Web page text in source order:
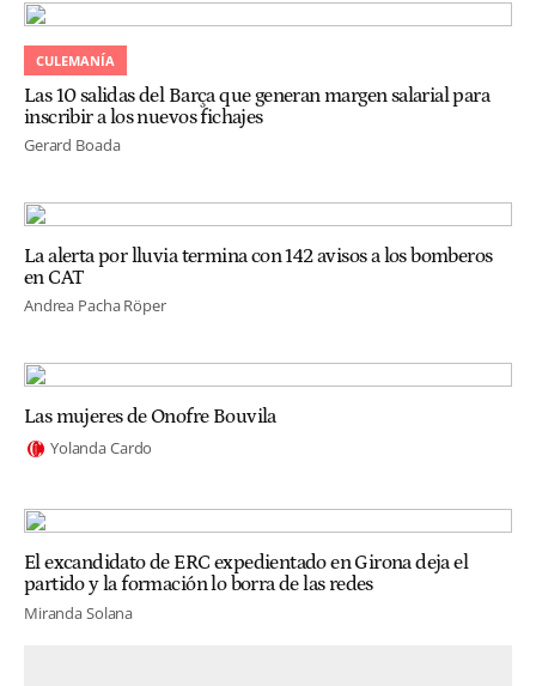
CULEMANÍA
Las 10 salidas del Barça que generan margen salarial para
inscribir a los nuevos fichajes
Gerard Boada
La alerta por lluvia termina con 142 avisos a los bomberos
en CAT
Andrea Pacha Röper
Las mujeres de Onofre Bouvila
Yolanda Cardo
El excandidato de ERC expedientado en Girona deja el
partido y la formación lo borra de las redes
Miranda Solana